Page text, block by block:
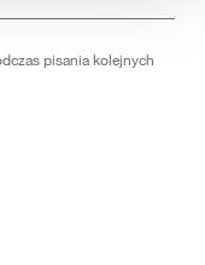
pisania kolejnych